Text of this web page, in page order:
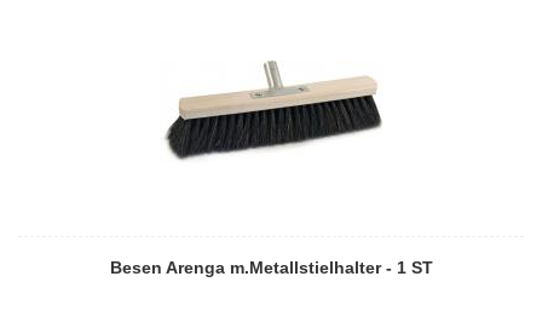
Besen Arenga m.Metallstielhalter - 1 ST